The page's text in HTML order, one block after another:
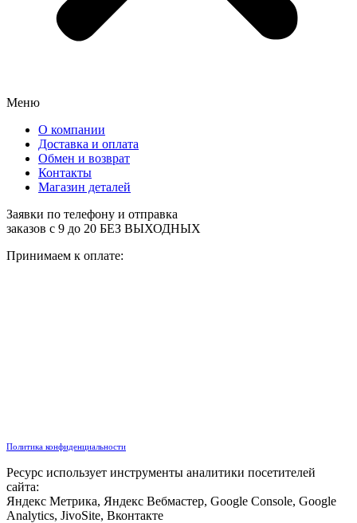
Меню
О компании
Доставка и оплата
Обмен и возврат
Контакты
Магазин деталей
Заявки по телефону и отправка
заказов с 9 до 20 БЕЗ ВЫХОДНЫХ
Принимаем к оплате:
Политика конфиденциальности
Ресурс использует инструменты аналитики посетителей
сайта:
Яндекс Метрика, Яндекс Вебмастер, Google Console, Google
Analytics, JivoSite, Вконтакте